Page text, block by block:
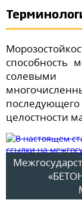
способность
солевыми
целостности